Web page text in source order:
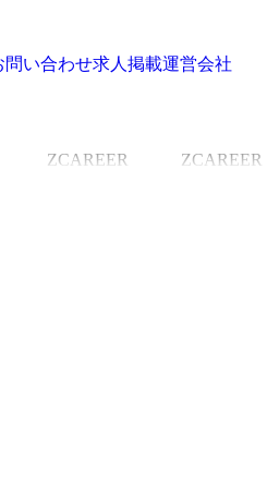
問い合わせ求人掲載運営会社
ZCAREER ZCAREER